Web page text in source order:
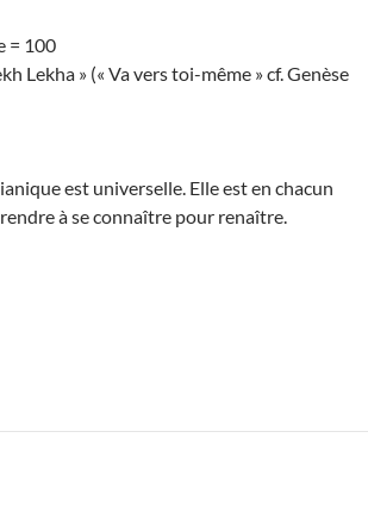
= 100
Lekha » (« Va vers toi-même » cf. Genèse
est universelle. Elle est en chacun
à se connaître pour renaître.